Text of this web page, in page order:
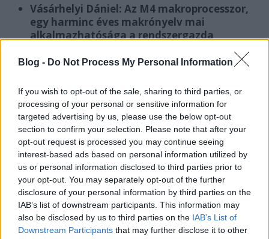
Blog - Do Not Process My Personal Information
If you wish to opt-out of the sale, sharing to third parties, or
processing of your personal or sensitive information for
targeted advertising by us, please use the below opt-out
section to confirm your selection. Please note that after your
opt-out request is processed you may continue seeing
interest-based ads based on personal information utilized by
us or personal information disclosed to third parties prior to
your opt-out. You may separately opt-out of the further
disclosure of your personal information by third parties on the
IAB’s list of downstream participants. This information may
also be disclosed by us to third parties on the IAB’s List of
Downstream Participants that may further disclose it to other
Vásárhelyi Dániel: Az M4 makroprocesszor,
egy harminc éves makrónyelv mai
alkalmazhatósága a rendszergazda
Egy igazi hasznos oldschool előadás. Kiderül
hatékonyan használni, ha jó sok gépet kell
karbantartania valakinek.
Gyertek, jó lesz.
Címkék:startup meetup beharangozómagyar